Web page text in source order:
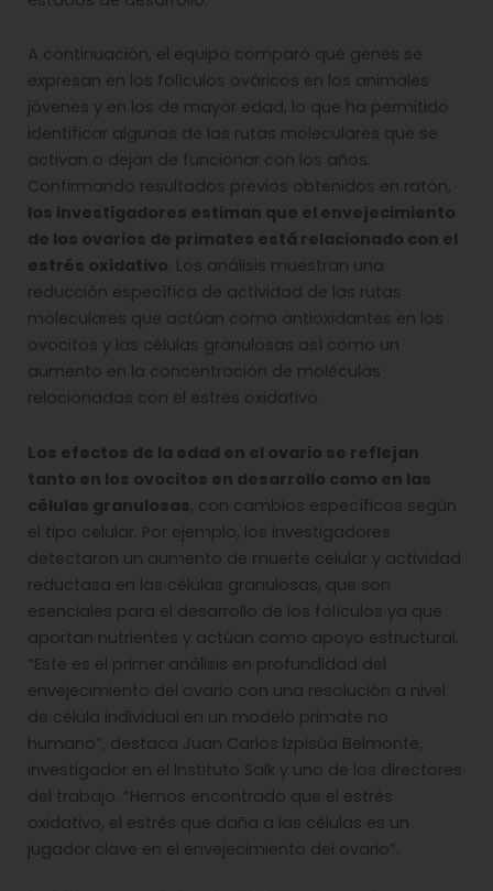
A continuación, el equipo comparó qué genes se
expresan en los folículos ováricos en los animales
jóvenes y en los de mayor edad, lo que ha permitido
identificar algunas de las rutas moleculares que se
activan o dejan de funcionar con los años.
Confirmando resultados previos obtenidos en ratón,
los investigadores estiman que el envejecimiento
de los ovarios de primates está relacionado con el
estrés oxidativo. Los análisis muestran una
reducción específica de actividad de las rutas
moleculares que actúan como antioxidantes en los
ovocitos y las células granulosas así como un
aumento en la concentración de moléculas
relacionadas con el estrés oxidativo.
Los efectos de la edad en el ovario se reflejan
tanto en los ovocitos en desarrollo como en las
células granulosas, con cambios específicos según
el tipo celular. Por ejemplo, los investigadores
detectaron un aumento de muerte celular y actividad
reductasa en las células granulosas, que son
esenciales para el desarrollo de los folículos ya que
aportan nutrientes y actúan como apoyo estructural.
“Este es el primer análisis en profundidad del
envejecimiento del ovario con una resolución a nivel
de célula individual en un modelo primate no
humano”, destaca Juan Carlos Izpisúa Belmonte,
investigador en el Instituto Salk y uno de los directores
del trabajo. “Hemos encontrado que el estrés
oxidativo, el estrés que daña a las células es un
jugador clave en el envejecimiento del ovario”.